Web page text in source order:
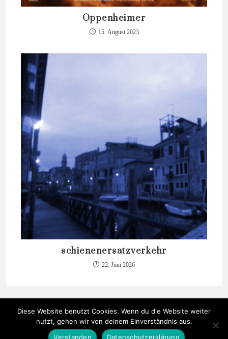
Oppenheimer
15. August 2023
schienenersatzverkehr
22. Juni 2026
Diese Website benutzt Cookies. Wenn du die Website weiter
nutzt, gehen wir von deinem Einverständnis aus.
Verstanden
Datenschutzerklärung